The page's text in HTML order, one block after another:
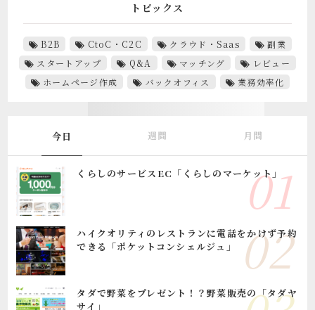
トピックス
B2B CtoC・C2C クラウド・Saas
副業
スタートアップ
Q&A マッチング
レビュー
ホームページ作成
バックオフィス 業務効率化
今日 週間 月間
くらしのサービスEC「くらしのマーケット」
ハイクオリティのレストランに電話をかけず予約
できる「ポケットコンシェルジュ」
タダで野菜をプレゼント！？野菜販売の「タダヤ
サイ」